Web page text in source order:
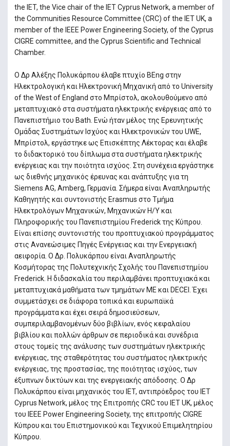
the IET, the Vice chair of the IET Cyprus Network, a member of
the Communities Resource Committee (CRC) of the IET UK, a
member of the IEEE Power Engineering Society, of the Cyprus
CIGRE committee, and the Cyprus Scientific and Technical
Chamber.
Ο Δρ Αλέξης Πολυκάρπου έλαβε πτυχίο BEng στην
Ηλεκτρολογική και Ηλεκτρονική Μηχανική από το University
of the West of England στο Μπρίστολ, ακολουθούμενο από
μεταπτυχιακό στα συστήματα ηλεκτρικής ενέργειας από το
Πανεπιστήμιο του Bath. Ενώ ήταν μέλος της Ερευνητικής
Ομάδας Συστημάτων Ισχύος και Ηλεκτρονικών του UWE,
Μπρίστολ, εργάστηκε ως Επισκέπτης Λέκτορας και έλαβε
το διδακτορικό του δίπλωμα στα συστήματα ηλεκτρικής
ενέργειας και την ποιότητα ισχύος. Στη συνέχεια εργάστηκε
ως διεθνής μηχανικός έρευνας και ανάπτυξης για τη
Siemens AG, Amberg, Γερμανία. Σήμερα είναι Αναπληρωτής
Καθηγητής και συντονιστής Erasmus στο Τμήμα
Ηλεκτρολόγων Μηχανικών, Μηχανικών Η/Υ και
Πληροφορικής του Πανεπιστημίου Frederick της Κύπρου.
Είναι επίσης συντονιστής του προπτυχιακού προγράμματος
στις Ανανεώσιμες Πηγές Ενέργειας και την Ενεργειακή
αειφορία. Ο Δρ. Πολυκάρπου είναι Αναπληρωτής
Κοσμήτορας της Πολυτεχνικής Σχολής του Πανεπιστημίου
Frederick. Η διδασκαλία του περιλαμβάνει προπτυχιακά και
μεταπτυχιακά μαθήματα των τμημάτων ΜΕ και DECEI. Έχει
συμμετάσχει σε διάφορα τοπικά και ευρωπαϊκά
προγράμματα και έχει σειρά δημοσιεύσεων,
συμπεριλαμβανομένων δύο βιβλίων, ενός κεφαλαίου
βιβλίου και πολλών άρθρων σε περιοδικά και συνέδρια
στους τομείς της ανάλυσης των συστημάτων ηλεκτρικής
ενέργειας, της σταθερότητας του συστήματος ηλεκτρικής
ενέργειας, της προστασίας, της ποιότητας ισχύος, των
έξυπνων δικτύων και της ενεργειακής απόδοσης. Ο Δρ
Πολυκάρπου είναι μηχανικός του IET, αντιπρόεδρος του IET
Cyprus Network, μέλος της Επιτροπής CRC του IET UK, μέλος
του IEEE Power Engineering Society, της επιτροπής CIGRE
Κύπρου και του Επιστημονικού και Τεχνικού Επιμελητηρίου
Κύπρου.